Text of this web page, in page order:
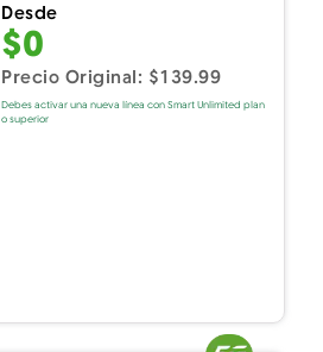
Desde
$0
Precio Original: $139.99
Debes activar una nueva línea con Smart Unlimited plan
o superior